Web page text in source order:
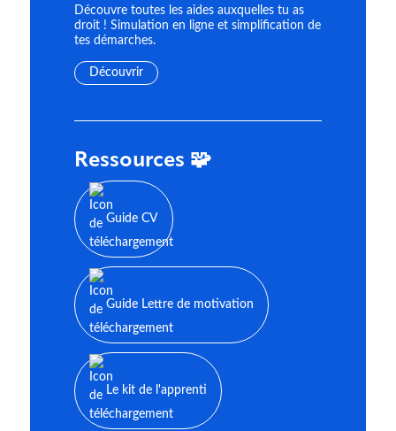
Découvre toutes les aides auxquelles tu as
droit ! Simulation en ligne et simplification de
tes démarches.
Découvrir
Ressources 🧩
Guide CV
Guide Lettre de motivation
Le kit de l'apprenti